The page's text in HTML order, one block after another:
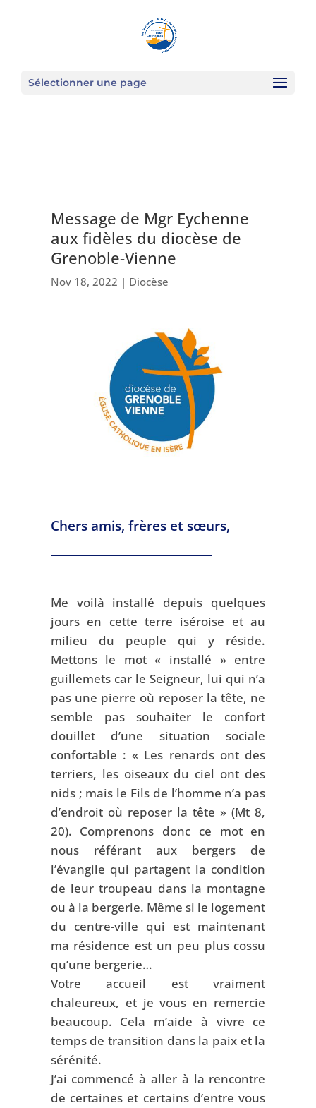
Sélectionner une page
Message de Mgr Eychenne
aux fidèles du diocèse de
Grenoble-Vienne
Nov 18, 2022 | Diocèse
Chers amis, frères et sœurs,
Me voilà installé depuis quelques
jours en cette terre iséroise et au
milieu du peuple qui y réside.
Mettons le mot « installé » entre
guillemets car le Seigneur, lui qui n’a
pas une pierre où reposer la tête, ne
semble pas souhaiter le confort
douillet d’une situation sociale
confortable : « Les renards ont des
terriers, les oiseaux du ciel ont des
nids ; mais le Fils de l’homme n’a pas
d’endroit où reposer la tête » (Mt 8,
20). Comprenons donc ce mot en
nous référant aux bergers de
l’évangile qui partagent la condition
de leur troupeau dans la montagne
ou à la bergerie. Même si le logement
du centre-ville qui est maintenant
ma résidence est un peu plus cossu
qu’une bergerie…
Votre accueil est vraiment
chaleureux, et je vous en remercie
beaucoup. Cela m’aide à vivre ce
temps de transition dans la paix et la
sérénité.
J’ai commencé à aller à la rencontre
de certaines et certains d’entre vous